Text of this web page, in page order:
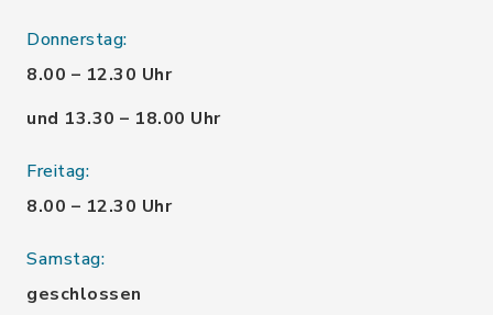
Donnerstag:
8.00 – 12.30 Uhr
und 13.30 – 18.00 Uhr
Freitag:
8.00 – 12.30 Uhr
Samstag:
geschlossen